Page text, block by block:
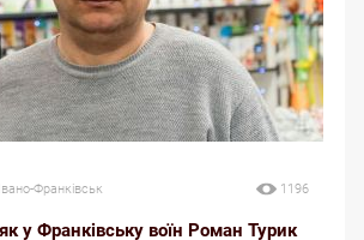
Івано-Франківськ 1196
у Франківську воїн Роман Турик